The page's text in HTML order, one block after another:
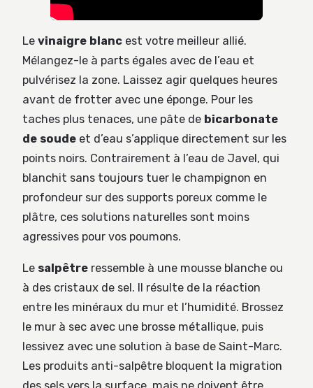
Le vinaigre blanc est votre meilleur allié.
Mélangez-le à parts égales avec de l’eau et
pulvérisez la zone. Laissez agir quelques heures
avant de frotter avec une éponge. Pour les
taches plus tenaces, une pâte de bicarbonate
de soude et d’eau s’applique directement sur les
points noirs. Contrairement à l’eau de Javel, qui
blanchit sans toujours tuer le champignon en
profondeur sur des supports poreux comme le
plâtre, ces solutions naturelles sont moins
agressives pour vos poumons.
Le salpêtre ressemble à une mousse blanche ou
à des cristaux de sel. Il résulte de la réaction
entre les minéraux du mur et l’humidité. Brossez
le mur à sec avec une brosse métallique, puis
lessivez avec une solution à base de Saint-Marc.
Les produits anti-salpêtre bloquent la migration